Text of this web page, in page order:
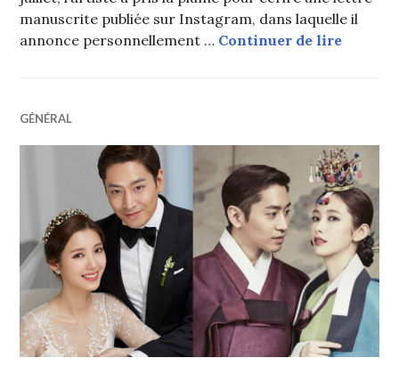
manuscrite publiée sur Instagram, dans laquelle il
annonce personnellement … Continuer de lireUn idol
GÉNÉRAL